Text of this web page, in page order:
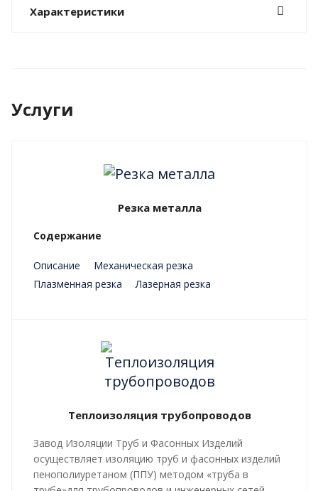
Характеристики
Услуги
Резка металла
Содержание
Описание
Механическая резка
Плазменная резка
Лазерная резка
Теплоизоляция трубопроводов
Завод Изоляции Труб и Фасонных Изделий
осуществляет изоляцию труб и фасонных изделий
пенополиуретаном (ППУ) методом «труба в